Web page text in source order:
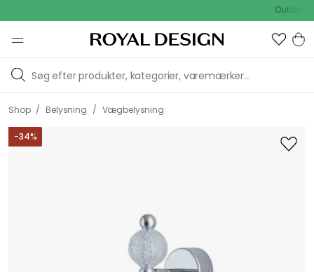
Outdoor
Shop / Belysning / Vægbelysning
-34%
Object]